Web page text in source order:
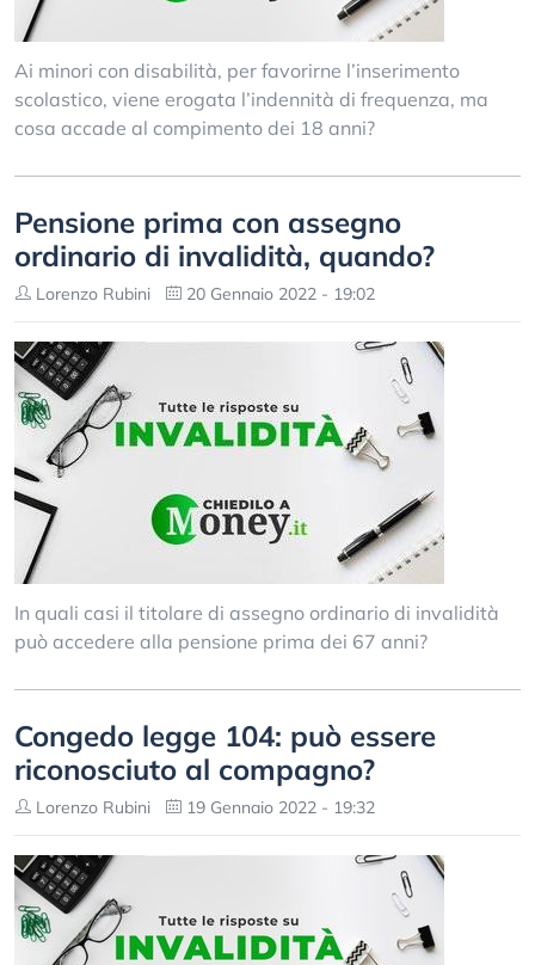
Ai minori con disabilità, per favorirne l’inserimento
scolastico, viene erogata l’indennità di frequenza, ma
cosa accade al compimento dei 18 anni?
Pensione prima con assegno
ordinario di invalidità, quando?
Lorenzo Rubini 20 Gennaio 2022 - 19:02
In quali casi il titolare di assegno ordinario di invalidità
può accedere alla pensione prima dei 67 anni?
Congedo legge 104: può essere
riconosciuto al compagno?
Lorenzo Rubini 19 Gennaio 2022 - 19:32